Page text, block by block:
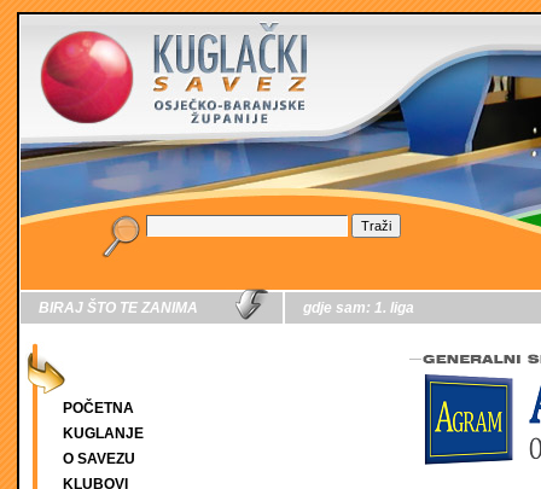
BIRAJ ŠTO TE ZANIMA
POČETNA
KUGLANJE
O SAVEZU
KLUBOVI
gdje sam: 1. liga